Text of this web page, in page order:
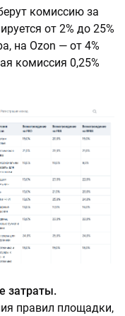
комиссию за
от 2% до 25%
на Ozon — от 4%
комиссия 0,25%
затраты.
правил площадки,